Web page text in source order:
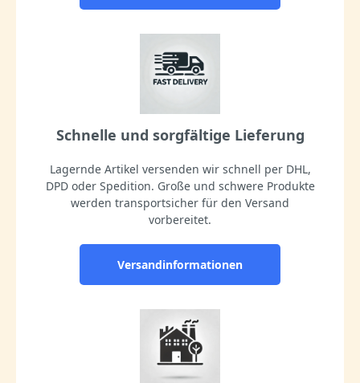
Schnelle und sorgfältige Lieferung
Lagernde Artikel versenden wir schnell per DHL,
DPD oder Spedition. Große und schwere Produkte
werden transportsicher für den Versand
vorbereitet.
Versandinformationen